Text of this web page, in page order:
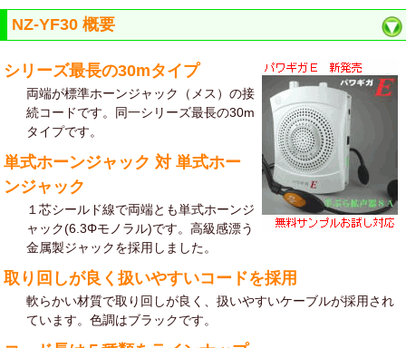
NZ-YF30 概要
シリーズ最長の30mタイプ
両端が標準ホーンジャック（メス）の接
続コードです。同一シリーズ最長の30m
タイプです。
単式ホーンジャック 対 単式ホー
ンジャック
１芯シールド線で両端とも単式ホーンジ
ャック(6.3Φモノラル)です。高級感漂う
金属製ジャックを採用しました。
取り回しが良く扱いやすいコードを採用
軟らかい材質で取り回しが良く、扱いやすいケーブルが採用され
ています。色調はブラックです。